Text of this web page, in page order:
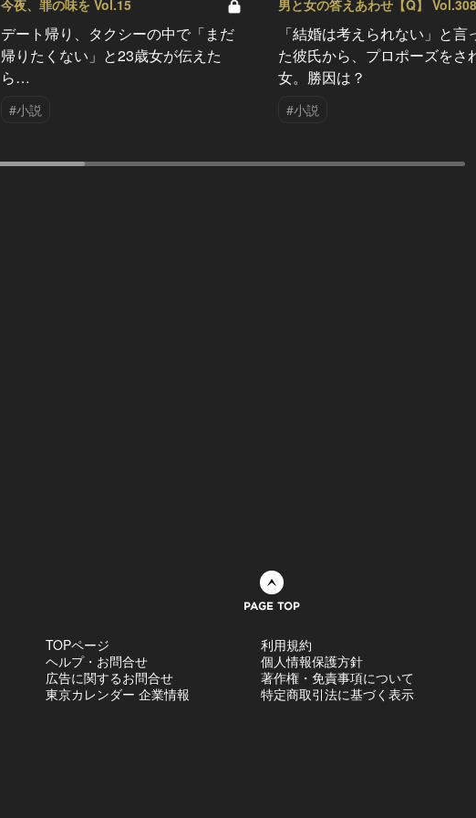
今夜、罪の味を Vol.15
デート帰り、タクシーの中で「まだ
帰りたくない」と23歳女が伝えた
ら…
#小説
男と女の答えあわせ【Q】 Vol.308
「結婚は考えられない」と言
た彼氏から、プロポーズをさ
女。勝因は？
#小説
TOPページ
ヘルプ・お問合せ
広告に関するお問合せ
東京カレンダー 企業情報
利用規約
個人情報保護方針
著作権・免責事項について
特定商取引法に基づく表示